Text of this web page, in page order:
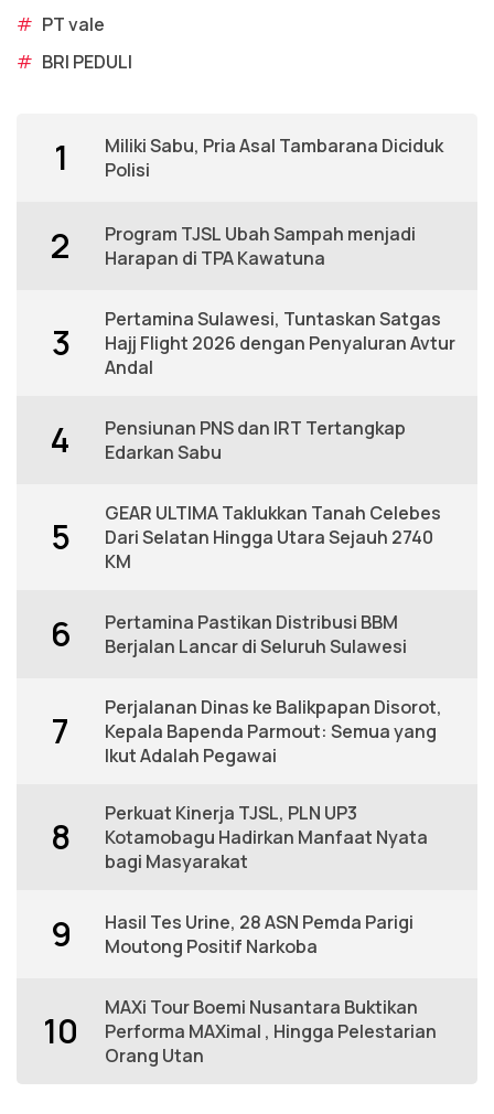
# PT vale
# BRI PEDULI
1
Miliki Sabu, Pria Asal Tambarana Diciduk
Polisi
2
Program TJSL Ubah Sampah menjadi
Harapan di TPA Kawatuna
3
Pertamina Sulawesi, Tuntaskan Satgas
Hajj Flight 2026 dengan Penyaluran Avtur
Andal
4
Pensiunan PNS dan IRT Tertangkap
Edarkan Sabu
5
GEAR ULTIMA Taklukkan Tanah Celebes
Dari Selatan Hingga Utara Sejauh 2740
KM
6
Pertamina Pastikan Distribusi BBM
Berjalan Lancar di Seluruh Sulawesi
7
Perjalanan Dinas ke Balikpapan Disorot,
Kepala Bapenda Parmout: Semua yang
Ikut Adalah Pegawai
8
Perkuat Kinerja TJSL, PLN UP3
Kotamobagu Hadirkan Manfaat Nyata
bagi Masyarakat
9
Hasil Tes Urine, 28 ASN Pemda Parigi
Moutong Positif Narkoba
10
MAXi Tour Boemi Nusantara Buktikan
Performa MAXimal , Hingga Pelestarian
Orang Utan